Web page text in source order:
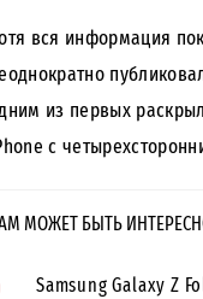
вся информация
из первых
с
МОЖЕТ БЫТЬ
Samsung Galaxy Z